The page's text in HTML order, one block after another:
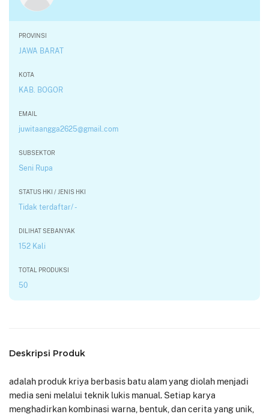
PROVINSI
JAWA BARAT
KOTA
KAB. BOGOR
EMAIL
juwitaangga2625@gmail.com
SUBSEKTOR
Seni Rupa
STATUS HKI / JENIS HKI
Tidak terdaftar/ -
DILIHAT SEBANYAK
152 Kali
TOTAL PRODUKSI
50
Deskripsi Produk
adalah produk kriya berbasis batu alam yang diolah menjadi
media seni melalui teknik lukis manual. Setiap karya
menghadirkan kombinasi warna, bentuk, dan cerita yang unik,